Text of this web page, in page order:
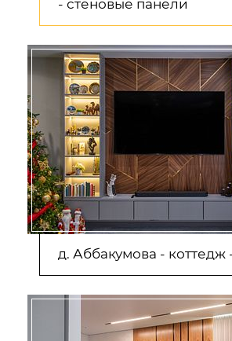
- стеновые панели
д. Аббакумова - коттедж